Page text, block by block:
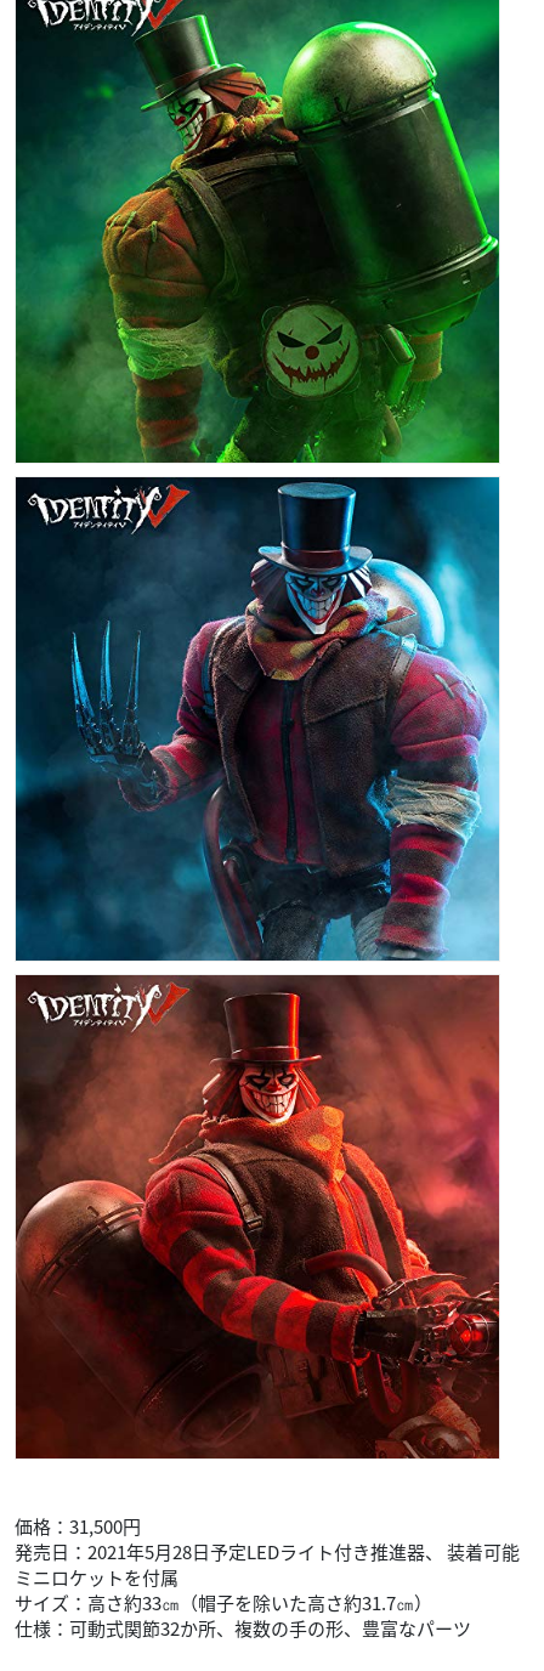
価格：31,500円
発売日：2021年5月28日予定LEDライト付き推進器、 装着可能
ミニロケットを付属
サイズ：高さ約33㎝（帽子を除いた高さ約31.7㎝）
仕様：可動式関節32か所、複数の手の形、豊富なパーツ